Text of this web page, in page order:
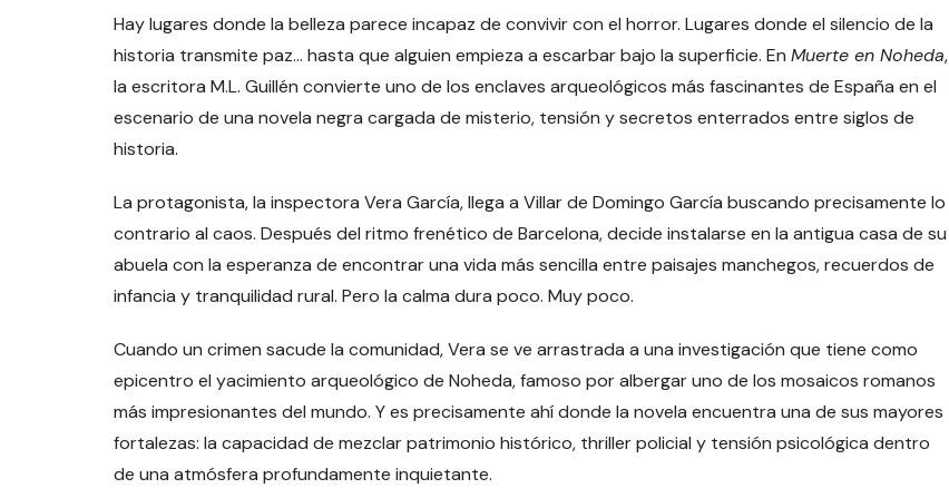
Hay lugares donde la belleza parece incapaz de convivir con el horror. Lugares donde el silencio de la
historia transmite paz… hasta que alguien empieza a escarbar bajo la superficie. En Muerte en Noheda,
la escritora M.L. Guillén convierte uno de los enclaves arqueológicos más fascinantes de España en el
escenario de una novela negra cargada de misterio, tensión y secretos enterrados entre siglos de
historia.
La protagonista, la inspectora Vera García, llega a Villar de Domingo García buscando precisamente lo
contrario al caos. Después del ritmo frenético de Barcelona, decide instalarse en la antigua casa de su
abuela con la esperanza de encontrar una vida más sencilla entre paisajes manchegos, recuerdos de
infancia y tranquilidad rural. Pero la calma dura poco. Muy poco.
Cuando un crimen sacude la comunidad, Vera se ve arrastrada a una investigación que tiene como
epicentro el yacimiento arqueológico de Noheda, famoso por albergar uno de los mosaicos romanos
más impresionantes del mundo. Y es precisamente ahí donde la novela encuentra una de sus mayores
fortalezas: la capacidad de mezclar patrimonio histórico, thriller policial y tensión psicológica dentro
de una atmósfera profundamente inquietante.